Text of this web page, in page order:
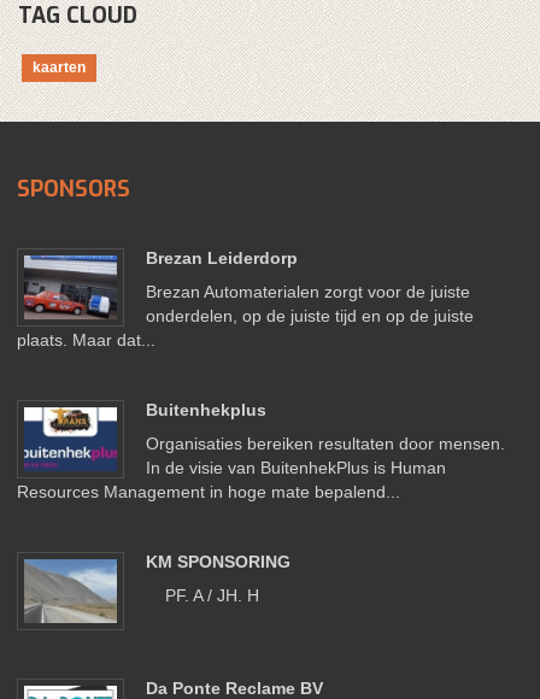
TAG CLOUD
kaarten
SPONSORS
Brezan Leiderdorp
Brezan Automaterialen zorgt voor de juiste
onderdelen, op de juiste tijd en op de juiste
plaats. Maar dat...
Buitenhekplus
Organisaties bereiken resultaten door mensen.
In de visie van BuitenhekPlus is Human
Resources Management in hoge mate bepalend...
KM SPONSORING
PF. A / JH. H
Da Ponte Reclame BV